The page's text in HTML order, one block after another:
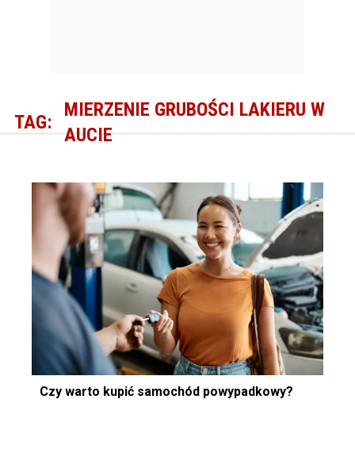
TAG:
MIERZENIE GRUBOŚCI LAKIERU W
AUCIE
Czy warto kupić samochód powypadkowy?